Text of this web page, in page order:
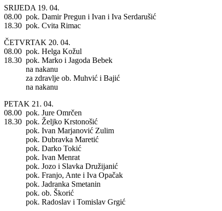
SRIJEDA 19. 04.
08.00 pok. Damir Pregun i Ivan i Iva Serdarušić
18.30 pok. Cvita Rimac
ČETVRTAK 20. 04.
08.00 pok. Helga Kožul
18.30 pok. Marko i Jagoda Bebek
na nakanu
za zdravlje ob. Muhvić i Bajić
na nakanu
PETAK 21. 04.
08.00 pok. Jure Omrčen
18.30 pok. Željko Krstonošić
pok. Ivan Marjanović Zulim
pok. Dubravka Maretić
pok. Darko Tokić
pok. Ivan Menrat
pok. Jozo i Slavka Družijanić
pok. Franjo, Ante i Iva Opačak
pok. Jadranka Smetanin
pok. ob. Škorić
pok. Radoslav i Tomislav Grgić